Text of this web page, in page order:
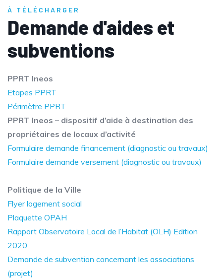
À TÉLÉCHARGER
Demande d'aides et
subventions
PPRT Ineos
Etapes PPRT
Périmètre PPRT
PPRT Ineos – dispositif d’aide à destination des
propriétaires de locaux d’activité
Formulaire demande financement (diagnostic ou travaux)
Formulaire demande versement (diagnostic ou travaux)
Politique de la Ville
Flyer logement social
Plaquette OPAH
Rapport Observatoire Local de l’Habitat (OLH) Edition
2020
Demande de subvention concernant les associations
(projet)